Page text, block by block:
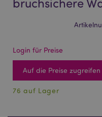
Login für Preise
Auf die Preise zugreifen
76 auf Lager